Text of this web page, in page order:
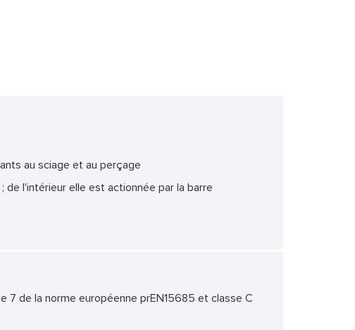
au sciage et au perçage
l'intérieur elle est actionnée par la barre
7 de la norme européenne prEN15685 et classe C